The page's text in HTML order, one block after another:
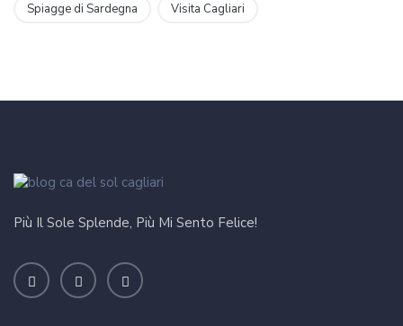
Spiagge di Sardegna Visita Cagliari
Più Il Sole Splende, Più Mi Sento Felice!